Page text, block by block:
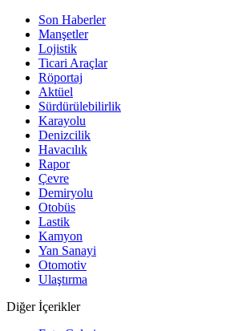
Son Haberler
Manşetler
Lojistik
Ticari Araçlar
Röportaj
Aktüel
Sürdürülebilirlik
Karayolu
Denizcilik
Havacılık
Rapor
Çevre
Demiryolu
Otobüs
Lastik
Kamyon
Yan Sanayi
Otomotiv
Ulaştırma
Diğer İçerikler